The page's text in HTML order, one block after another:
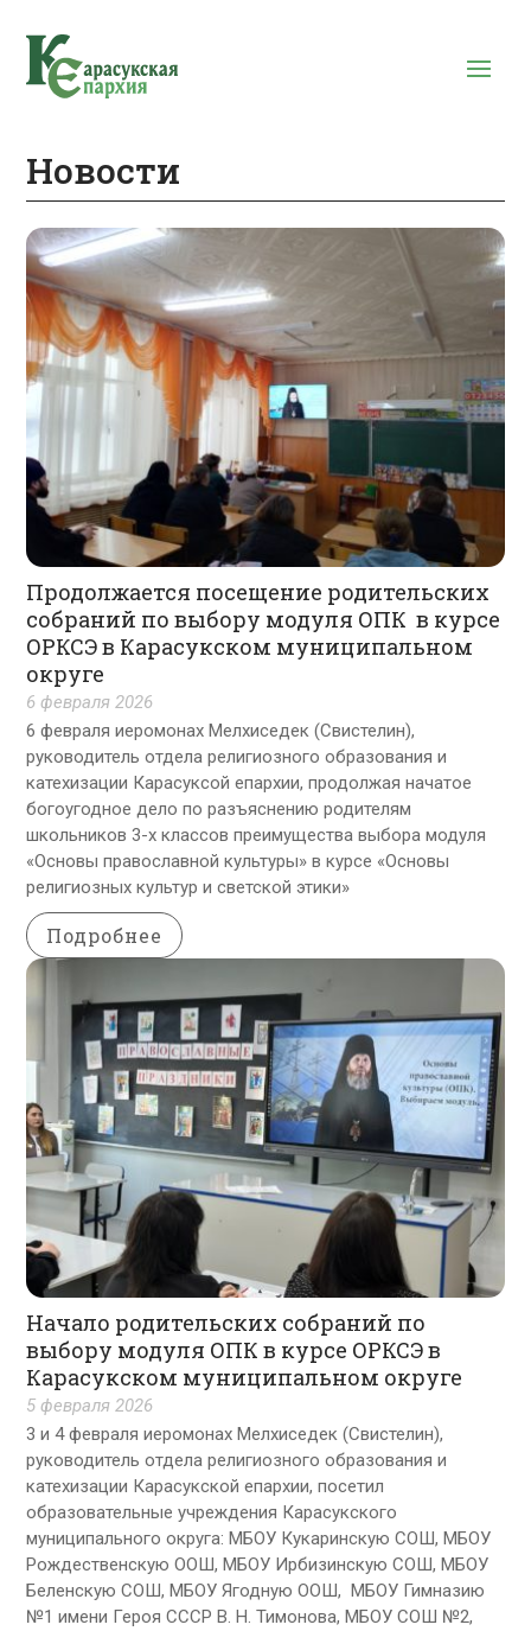
Новости
Продолжается посещение родительских
собраний по выбору модуля ОПК в курсе
ОРКСЭ в Карасукском муниципальном
округе
6 февраля 2026
6 февраля иеромонах Мелхиседек (Свистелин),
руководитель отдела религиозного образования и
катехизации Карасуксой епархии, продолжая начатое
богоугодное дело по разъяснению родителям
школьников 3-х классов преимущества выбора модуля
«Основы православной культуры» в курсе «Основы
религиозных культур и светской этики»
Подробнее
Начало родительских собраний по
выбору модуля ОПК в курсе ОРКСЭ в
Карасукском муниципальном округе
5 февраля 2026
3 и 4 февраля иеромонах Мелхиседек (Свистелин),
руководитель отдела религиозного образования и
катехизации Карасукской епархии, посетил
образовательные учреждения Карасукского
муниципального округа: МБОУ Кукаринскую СОШ, МБОУ
Рождественскую ООШ, МБОУ Ирбизинскую СОШ, МБОУ
Беленскую СОШ, МБОУ Ягодную ООШ, МБОУ Гимназию
№1 имени Героя СССР В. Н. Тимонова, МБОУ СОШ №2,